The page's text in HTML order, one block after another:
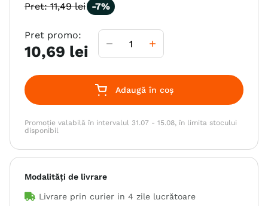
10. recompense caini
Pret:11,49 lei -7%
Pret promo:
10,69 lei
Adaugă în coș
Promoție valabilă în intervalul 31.07 - 15.08, în limita stocului
disponibil
Modalități de livrare
Livrare prin curier in 4 zile lucrătoare